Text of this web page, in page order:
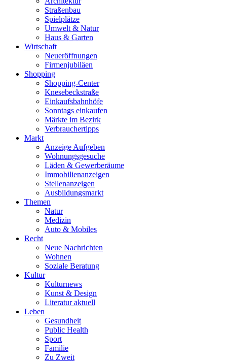
Straßenbau
Spielplätze
Umwelt & Natur
Haus & Garten
Wirtschaft
Neueröffnungen
Firmenjubiläen
Shopping
Shopping-Center
Knesebeckstraße
Einkaufsbahnhöfe
Sonntags einkaufen
Märkte im Bezirk
Verbrauchertipps
Markt
Anzeige Aufgeben
Wohnungsgesuche
Läden & Gewerberäume
Immobilienanzeigen
Stellenanzeigen
Ausbildungsmarkt
Themen
Natur
Medizin
Auto & Mobiles
Recht
Neue Nachrichten
Wohnen
Soziale Beratung
Kultur
Kulturnews
Kunst & Design
Literatur aktuell
Leben
Gesundheit
Public Health
Sport
Familie
Zu Zweit